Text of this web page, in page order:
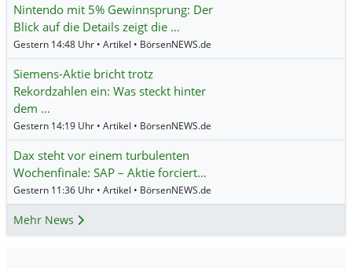
Nintendo mit 5% Gewinnsprung: Der
Blick auf die Details zeigt die …
Gestern 14:48 Uhr • Artikel • BörsenNEWS.de
Siemens-Aktie bricht trotz
Rekordzahlen ein: Was steckt hinter
dem …
Gestern 14:19 Uhr • Artikel • BörsenNEWS.de
Dax steht vor einem turbulenten
Wochenfinale: SAP – Aktie forciert…
Gestern 11:36 Uhr • Artikel • BörsenNEWS.de
Mehr News